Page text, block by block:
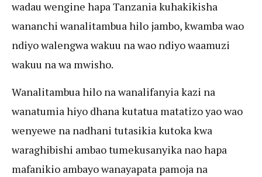
wadau wengine hapa Tanzania kuhakikisha
wananchi wanalitambua hilo jambo, kwamba wao
ndiyo walengwa wakuu na wao ndiyo waamuzi
wakuu na wa mwisho.
Wanalitambua hilo na wanalifanyia kazi na
wanatumia hiyo dhana kutatua matatizo yao wao
wenyewe na nadhani tutasikia kutoka kwa
waraghibishi ambao tumekusanyika nao hapa
mafanikio ambayo wanayapata pamoja na